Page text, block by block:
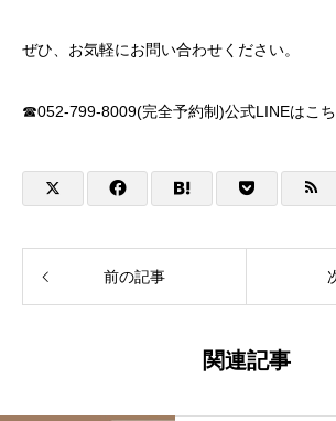
ぜひ、お気軽にお問い合わせください。
☎052-799-8009(完全予約制)公式LINEはこ
前の記事
関連記事